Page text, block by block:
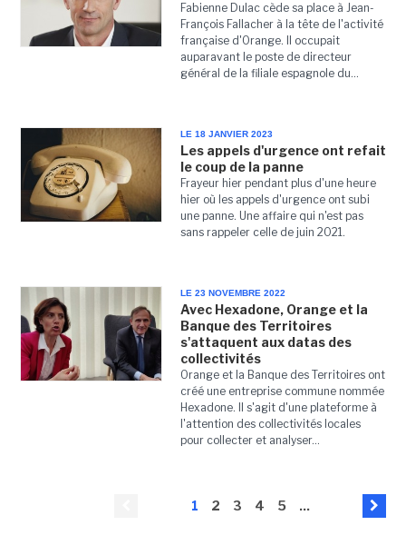
Fabienne Dulac cède sa place à Jean-
François Fallacher à la tête de l'activité
française d'Orange. Il occupait
auparavant le poste de directeur
général de la filiale espagnole du...
LE 18 JANVIER 2023
Les appels d'urgence ont refait
le coup de la panne
Frayeur hier pendant plus d'une heure
hier où les appels d'urgence ont subi
une panne. Une affaire qui n'est pas
sans rappeler celle de juin 2021.
LE 23 NOVEMBRE 2022
Avec Hexadone, Orange et la
Banque des Territoires
s'attaquent aux datas des
collectivités
Orange et la Banque des Territoires ont
créé une entreprise commune nommée
Hexadone. Il s'agit d'une plateforme à
l'attention des collectivités locales
pour collecter et analyser...
1 2 3 4 5 ...